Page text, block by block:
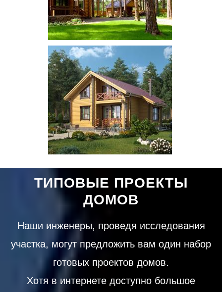
ТИПОВЫЕ ПРОЕКТЫ
ДОМОВ
Наши инженеры, проведя исследования
участка, могут предложить вам один набор
готовых проектов домов.
Хотя в интернете доступно большое